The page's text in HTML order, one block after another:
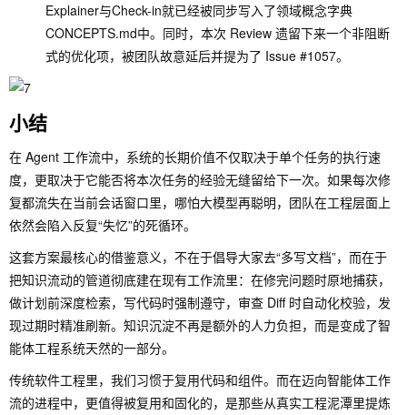
Explainer与Check-in就已经被同步写入了领域概念字典
CONCEPTS.md中。同时，本次 Review 遗留下来一个非阻断
式的优化项，被团队故意延后并提为了 Issue #1057。
小结
在 Agent 工作流中，系统的长期价值不仅取决于单个任务的执行速
度，更取决于它能否将本次任务的经验无缝留给下一次。如果每次修
复都流失在当前会话窗口里，哪怕大模型再聪明，团队在工程层面上
依然会陷入反复“失忆”的死循环。
这套方案最核心的借鉴意义，不在于倡导大家去“多写文档”，而在于
把知识流动的管道彻底建在现有工作流里：在修完问题时原地捕获，
做计划前深度检索，写代码时强制遵守，审查 Diff 时自动化校验，发
现过期时精准刷新。知识沉淀不再是额外的人力负担，而是变成了智
能体工程系统天然的一部分。
传统软件工程里，我们习惯于复用代码和组件。而在迈向智能体工作
流的进程中，更值得被复用和固化的，是那些从真实工程泥潭里提炼